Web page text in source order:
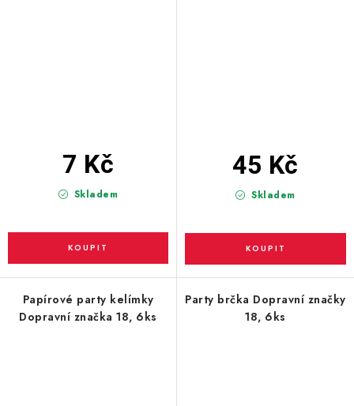
Skladem
7 Kč
Skladem
45 Kč
Papírové party kelímky
Dopravní značka 18, 6ks
Party brčka Dopravní značky
18, 6ks